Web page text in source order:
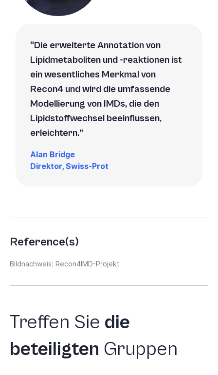
Die erweiterte Annotation von
Lipidmetaboliten und -reaktionen ist
ein wesentliches Merkmal von
Recon4 und wird die umfassende
Modellierung von IMDs, die den
Lipidstoffwechsel beeinflussen,
erleichtern.
Alan Bridge
Direktor, Swiss-Prot
Reference(s)
Bildnachweis: Recon4IMD-Projekt
Treffen Sie die
beteiligten Gruppen